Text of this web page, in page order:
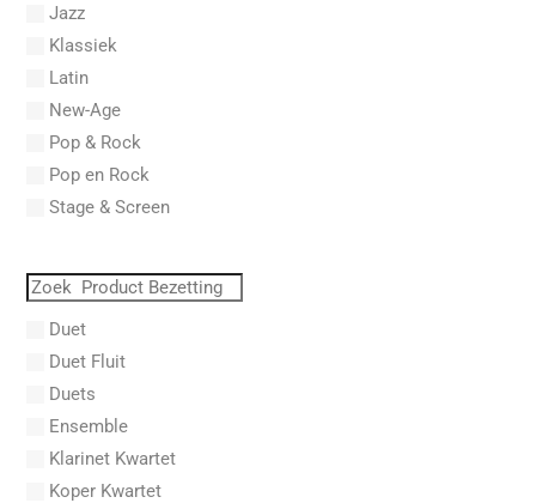
Abel, Lex
Aberg, Johan Ludvig
Aboucaya, Christian
Aboulker, Isabelle
Abraham, Paul
Abrams, Lester
Abreu, Zequinha
Absil, Jean
AC/DC
Acker, Dieter
Acosta, Omar
Jazz
Klassiek
Latin
New-Age
Pop & Rock
Pop en Rock
Stage & Screen
Duet
Duet Fluit
Duets
Ensemble
Klarinet Kwartet
Koper Kwartet